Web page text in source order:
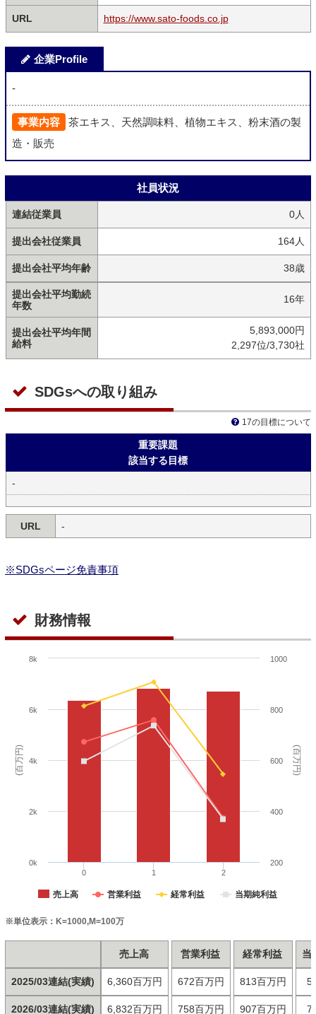
URL https://www.sato-foods.co.jp
企業Profile
-
事業内容
茶エキス、天然調味料、植物エキス、粉末酒の製
造・販売
社員状況
連結従業員 0人
提出会社従業員 164人
提出会社平均年齢 38歳
提出会社平均勤続
年数
16年
提出会社平均年間
給料
5,893,000円
2,297位/3,730社
SDGsへの取り組み
17の目標について
重要課題
該当する目標
-
URL -
※SDGsページ免責事項
財務情報
(百万円) (百万円)
売上高 営業利益 経常利益 当期純利益
0 1 2
0k
2k
4k
6k
8k
200
400
600
800
1000
※単位表示：K=1000,M=100万
2025/03連結(実績)
2026/03連結(実績)
売上高
6,360百万円
6,832百万円
営業利益
672百万円
758百万円
経常利益
813百万円
907百万円
当